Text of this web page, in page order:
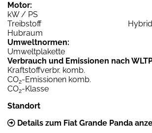
Motor:
kW / PS
Treibstoff
Hubraum
Umweltnormen:
Umweltplakette
Verbrauch und Emissionen nach
Kraftstoffverbr. komb.
CO2-Emissionen komb.
CO2-Klasse
Standort
Details zum Fiat Grande Panda